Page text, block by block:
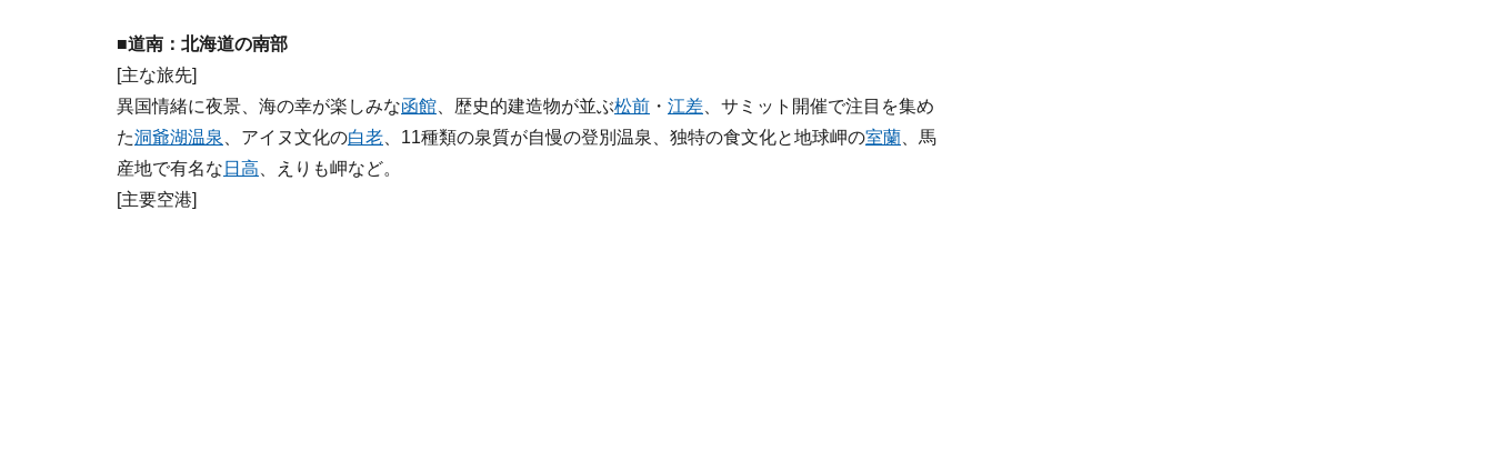
■道南：北海道の南部
[主な旅先]
異国情緒に夜景、海の幸が楽しみな函館 、歴史的建造物が並ぶ松前 ・ 江差 、サミット開催で注目を集め
た洞爺湖温泉 、アイヌ文化の白老 、11種類の泉質が自慢の登別温泉、独特の食文化と地球岬の室蘭 、馬
産地で有名な 日高 、えりも岬など。
[主要空港]